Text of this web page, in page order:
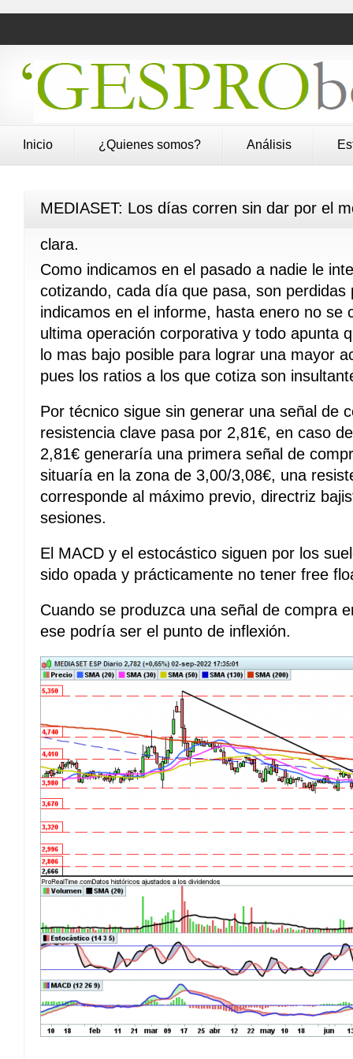
Inicio ¿Quienes somos? Análisis
MEDIASET: Los días corren sin dar por el
clara.
Como indicamos en el pasado a nadie le
cotizando, cada día que pasa, son
indicamos en el informe, hasta enero no se
ultima operación corporativa y todo apunta
lo mas bajo posible para lograr una mayor
pues los ratios a los que cotiza son
Por técnico sigue sin generar una señal de
resistencia clave pasa por 2,81€, en caso
2,81€ generaría una primera señal de
situaría en la zona de 3,00/3,08€, una
corresponde al máximo previo, directriz
sesiones.
El MACD y el estocástico siguen por los
sido opada y prácticamente no tener free
Cuando se produzca una señal de compra
ese podría ser el punto de inflexión.